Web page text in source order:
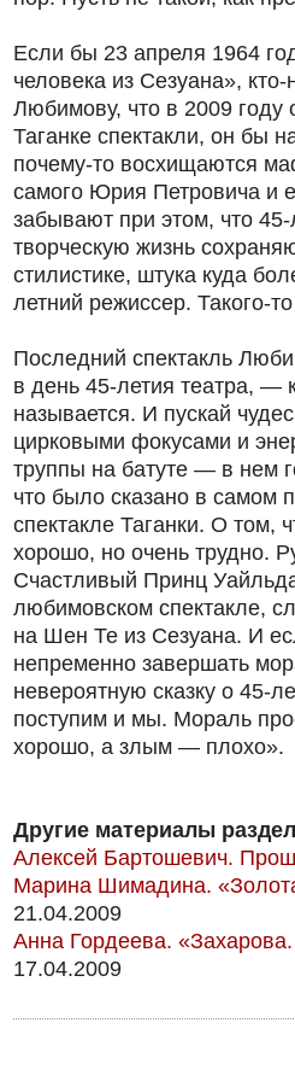
Если бы 23 апреля 1964
человека из Сезуана»,
Любимову, что в 2009 году
Таганке спектакли, он бы
почему-то восхищаются
самого Юрия Петровича и
забывают при этом, что
творческую жизнь
стилистике, штука куда
летний режиссер. Такого-
Последний спектакль
в день 45-летия театра, —
называется. И пускай
цирковыми фокусами и
труппы на батуте — в нем
что было сказано в самом
спектакле Таганки. О том,
хорошо, но очень трудно.
Счастливый Принц
любимовском спектакле,
на Шен Те из Сезуана. И
непременно завершать
невероятную сказку о 45-
поступим и мы. Мораль
хорошо, а злым — плохо».
Другие материалы
Алексей Бартошевич.
Марина Шимадина.
21.04.2009
Анна Гордеева.
17.04.2009